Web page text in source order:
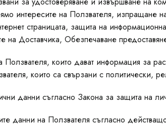
интересите на Ползвателя, изпращане
страницата, защита на
на Доставчика, Обезпечаване
които дават информация за
които са свързани с политически,
данни съгласно Закона за
данни на Ползвателя съгласно